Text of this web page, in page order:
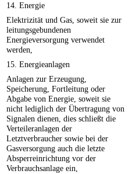
14. Energie
Elektrizität und Gas, soweit sie zur
leitungsgebundenen
Energieversorgung verwendet
werden,
15. Energieanlagen
Anlagen zur Erzeugung,
Speicherung, Fortleitung oder
Abgabe von Energie, soweit sie
nicht lediglich der Übertragung von
Signalen dienen, dies schließt die
Verteileranlagen der
Letztverbraucher sowie bei der
Gasversorgung auch die letzte
Absperreinrichtung vor der
Verbrauchsanlage ein,